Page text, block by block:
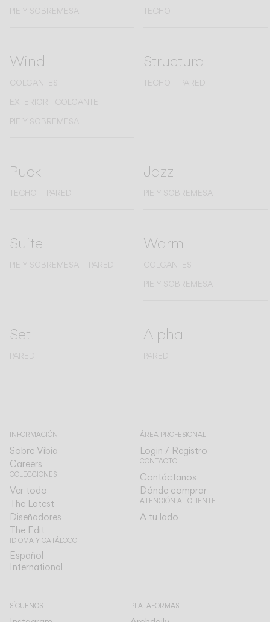
PIE Y SOBREMESA TECHO
Wind
COLGANTES
EXTERIOR - COLGANTE
PIE Y SOBREMESA
Structural
TECHO PARED
Puck
TECHO PARED
Jazz
PIE Y SOBREMESA
Suite
PIE Y SOBREMESA PARED
Warm
COLGANTES
PIE Y SOBREMESA
Set
PARED
Alpha
PARED
INFORMACIÓN
Sobre Vibia
Careers
COLECCIONES
Ver todo
The Latest
Diseñadores
The Edit
IDIOMA Y CATÁLOGO
Español
International
ÁREA PROFESIONAL
Login / Registro
CONTACTO
Contáctanos
Dónde comprar
ATENCIÓN AL CLIENTE
A tu lado
SÍGUENOS PLATAFORMAS